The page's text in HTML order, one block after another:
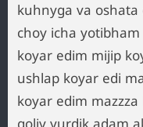
kuhnyga va oshata
choy icha
koyar edim mijip
ushlap koyar edi
koyar edim